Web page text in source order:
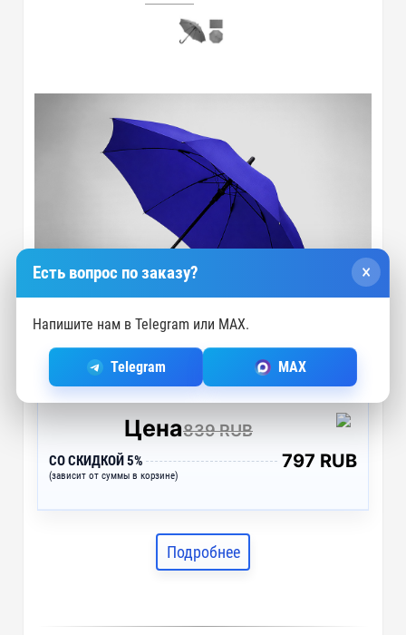
Цена839 RUB
СО СКИДКОЙ 5%
(зависит от суммы в корзине)
797 RUB
Подробнее
Есть вопрос по заказу? ×
Напишите нам в Telegram или MAX.
Telegram MAX